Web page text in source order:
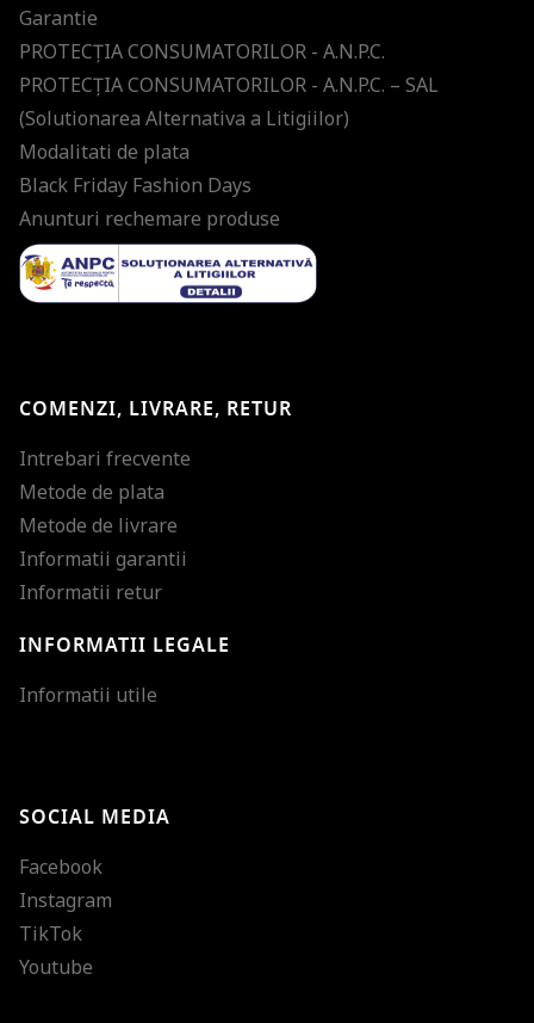
Garantie
PROTECŢIA CONSUMATORILOR - A.N.P.C.
PROTECŢIA CONSUMATORILOR - A.N.P.C. – SAL
(Solutionarea Alternativa a Litigiilor)
Modalitati de plata
Black Friday Fashion Days
Anunturi rechemare produse
COMENZI, LIVRARE, RETUR
Intrebari frecvente
Metode de plata
Metode de livrare
Informatii garantii
Informatii retur
INFORMATII LEGALE
Informatii utile
SOCIAL MEDIA
Facebook
Instagram
TikTok
Youtube